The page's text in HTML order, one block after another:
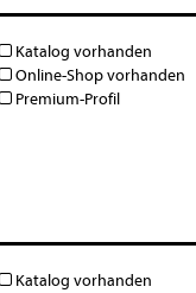
Katalog vorhanden
Online-Shop vorhanden
Premium-Profil
Katalog vorhanden